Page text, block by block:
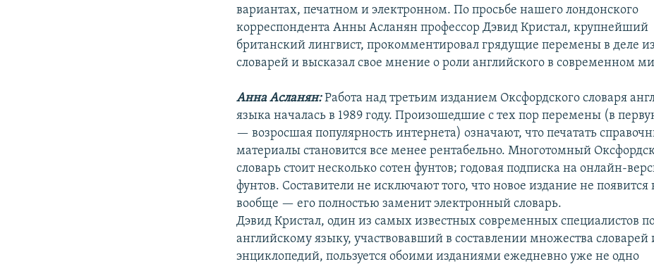
вариантах, печатном и электронном. По просьбе нашего лондонского
корреспондента Анны Асланян профессор Дэвид Кристал, крупнейший
британский лингвист, прокомментировал грядущие перемены в деле
словарей и высказал свое мнение о роли английского в современном
Анна Асланян:Работа над третьим изданием Оксфордского словаря
языка началась в 1989 году. Произошедшие с тех пор перемены (в
— возросшая популярность интернета) означают, что печатать
материалы становится все менее рентабельно. Многотомный
словарь стоит несколько сотен фунтов; годовая подписка на онлайн-
фунтов. Составители не исключают того, что новое издание не появится
вообще — его полностью заменит электронный словарь.
Дэвид Кристал, один из самых известных современных специалистов
английскому языку, участвовавший в составлении множества словарей
энциклопедий, пользуется обоими изданиями ежедневно уже не одно